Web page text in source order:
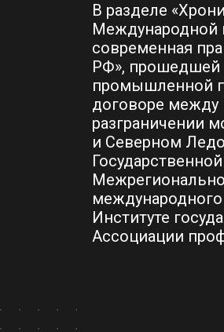
В разделе
Международной
современная
РФ», прошедшей
промышленной
договоре между
разграничении
и Северном
международного
Институте
Ассоциации